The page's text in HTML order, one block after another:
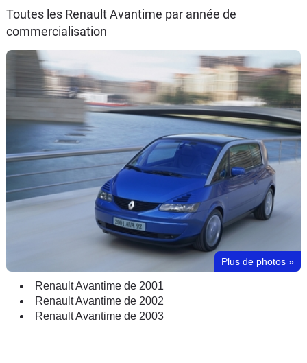
Forum
Marques
Toutes les Renault Avantime par année de
commercialisation
Plus de photos »
Renault Avantime de 2001
Renault Avantime de 2002
Renault Avantime de 2003